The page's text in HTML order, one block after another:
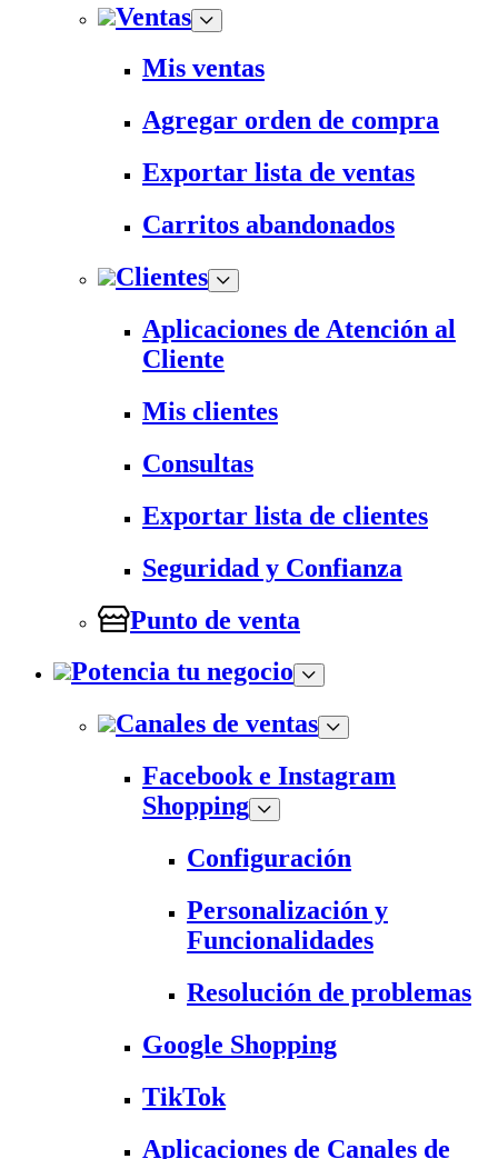
Ventas
Mis ventas
Agregar orden de compra
Exportar lista de ventas
Carritos abandonados
Clientes
Aplicaciones de Atención al
Cliente
Mis clientes
Consultas
Exportar lista de clientes
Seguridad y Confianza
Punto de venta
Potencia tu negocio
Canales de ventas
Facebook e Instagram
Shopping
Configuración
Personalización y
Funcionalidades
Resolución de problemas
Google Shopping
TikTok
Aplicaciones de Canales de